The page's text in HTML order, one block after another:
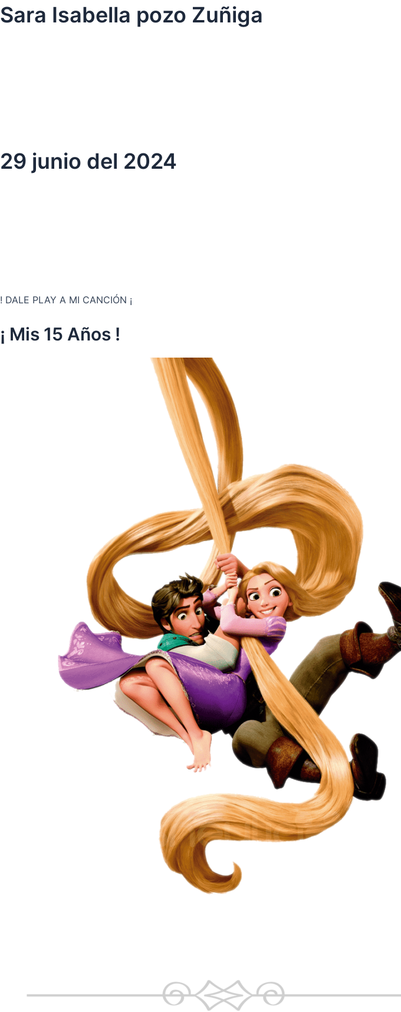
Ir
al
Sara Isabella pozo Zuñiga
29 junio del 2024
! DALE PLAY A MI CANCIÓN ¡
¡ Mis 15 Años !